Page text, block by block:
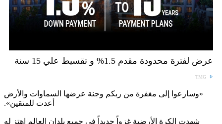
عرض لفترة محدودة مقدم 1.5% و تقسيط علي 15 سنة
TMG
«وسارعوا إلى مغفرة من ربكم وجنة عرضها السماوات والأرض
أعدت للمتقين».
شهدت الكرة الأرضية غزواً جديداً في جميع بلدان العالم اهتز له